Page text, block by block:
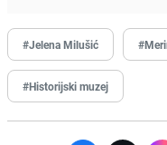
#Jelena Milušić
#Historijski muzej